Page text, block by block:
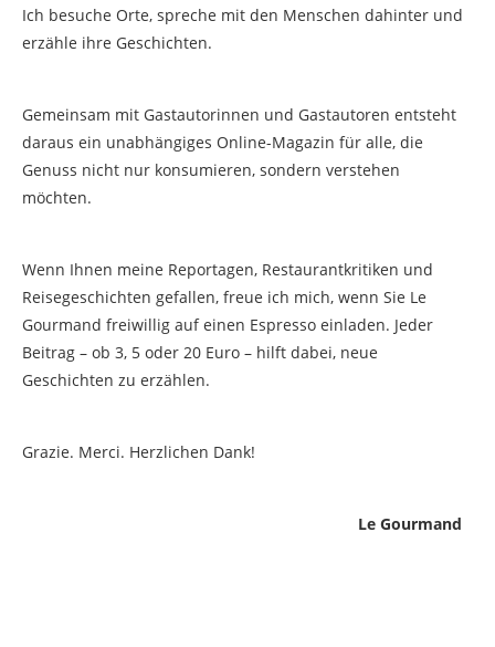
Ich besuche Orte, spreche mit den Menschen dahinter und
erzähle ihre Geschichten.
Gemeinsam mit Gastautorinnen und Gastautoren entsteht
daraus ein unabhängiges Online-Magazin für alle, die
Genuss nicht nur konsumieren, sondern verstehen
möchten.
Wenn Ihnen meine Reportagen, Restaurantkritiken und
Reisegeschichten gefallen, freue ich mich, wenn Sie Le
Gourmand freiwillig auf einen Espresso einladen. Jeder
Beitrag – ob 3, 5 oder 20 Euro – hilft dabei, neue
Geschichten zu erzählen.
Grazie. Merci. Herzlichen Dank!
Le Gourmand